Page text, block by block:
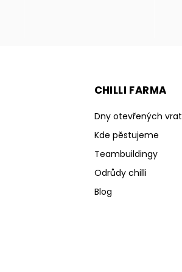
CHILLI FARMA
Dny otevřených vrat
Kde pěstujeme
Teambuildingy
Odrůdy chilli
Blog